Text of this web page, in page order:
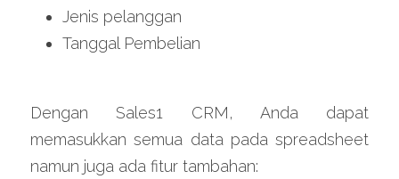
Jenis pelanggan
Tanggal Pembelian
Dengan Sales1 CRM, Anda dapat
memasukkan semua data pada spreadsheet
namun juga ada fitur tambahan: